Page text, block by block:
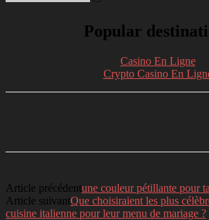
Popular
Casino En Ligne
Crypto Casino En
Article précédentune couleur pétillante pour
Article suivantQue choisiraient les plus
cuisine italienne pour leur menu de mariage ?